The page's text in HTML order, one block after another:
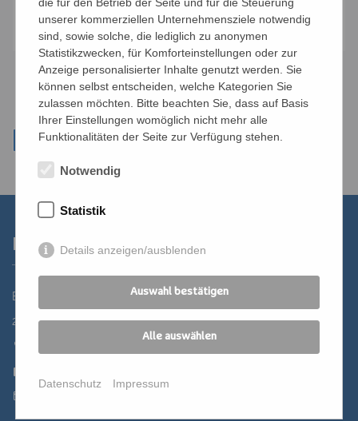
Anmelden
Kontakt
Bildungszentrum St. Bernhard der Erzdiözese Wien
2700 Wiener Neustadt, Domplatz 1
unserer kommerziellen Unternehmensziele notwendig
sind, sowie solche, die lediglich zu anonymen
Statistikzwecken, für Komforteinstellungen oder zur
Anzeige personalisierter Inhalte genutzt werden. Sie
können selbst entscheiden, welche Kategorien Sie
zulassen möchten. Bitte beachten Sie, dass auf Basis
Ihrer Einstellungen womöglich nicht mehr alle
Funktionalitäten der Seite zur Verfügung stehen.
Notwendig
Statistik
Details anzeigen/ausblenden
Auswahl bestätigen
Alle auswählen
Datenschutz Impressum